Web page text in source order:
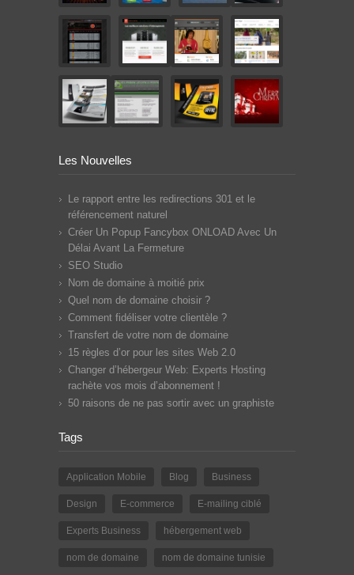
Les Nouvelles
Le rapport entre les redirections 301 et le
référencement naturel
Créer Un Popup Fancybox ONLOAD Avec Un
Délai Avant La Fermeture
SEO Studio
Nom de domaine à moitié prix
Quel nom de domaine choisir ?
Comment fidéliser votre clientèle ?
Transfert de votre nom de domaine
15 règles d’or pour les sites Web 2.0
Changer d’hébergeur Web: Experts Hosting
rachète vos mois d’abonnement !
50 raisons de ne pas sortir avec un graphiste
Tags
Application Mobile Blog Business
Design E-commerce E-mailing ciblé
Experts Business hébergement web
nom de domaine nom de domaine tunisie